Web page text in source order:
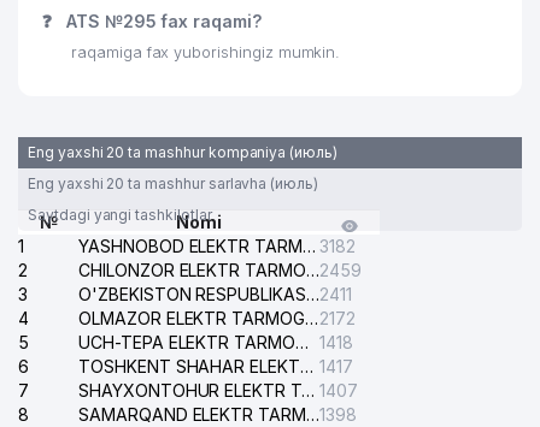
❓ ATS №295 fax raqami?
raqamiga fax yuborishingiz mumkin.
Eng yaxshi 20 ta mashhur kompaniya (июль)
Eng yaxshi 20 ta mashhur sarlavha (июль)
Saytdagi yangi tashkilotlar
№
Nomi
1
YASHNOBOD ELEKTR TARMOG'I NOSOZLIKLARI XIZMATI 3182
2
CHILONZOR ELEKTR TARMOG'I NOSOZLIK XIZMATI2459
3
O'ZBEKISTON RESPUBLIKASI BOSH PROKURATURASI ISHONCH TELEFONI2411
4
OLMAZOR ELEKTR TARMOG'I NOSOZLIKLARI XIZMATI2172
5
UCH-TEPA ELEKTR TARMOG'I NOSOZLIKLARI XIZMATI 1418
6
TOSHKENT SHAHAR ELEKTR TARMOQLARI KORXONASI AJ 1417
7
SHAYXONTOHUR ELEKTR TARMOG'I NOSOZLIKLARINI TUZATISH XIZMATI 1407
8
SAMARQAND ELEKTR TARMOQLARI AJ1398